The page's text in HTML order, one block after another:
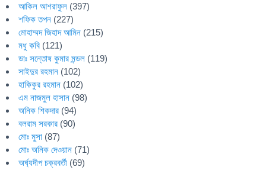
আকিল আশরাফুল (397)
শফিক তপন (227)
মোহাম্মদ জিহাদ আমিন (215)
মধু কবি (121)
ডাঃ সন্তোষ কুমার মন্ডল (119)
সাইদুর রহমান (102)
হাকিকুর রহমান (102)
এম নাজমুল হাসান (98)
অনিক শিকদার (94)
বলরাম সরকার (90)
মোঃ মুসা (87)
মোঃ অনিক দেওয়ান (71)
অর্ঘ্যদীপ চক্রবর্তী (69)